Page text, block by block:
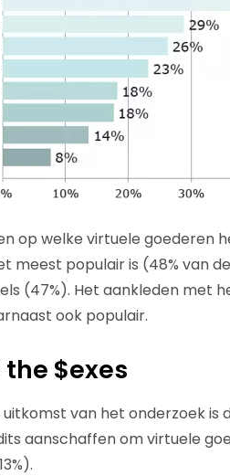
op welke virtuele goederen
meest populair is (48% van
(47%). Het aankleden met
ook populair.
$exes
uitkomst van het onderzoek is
aanschaffen om virtuele